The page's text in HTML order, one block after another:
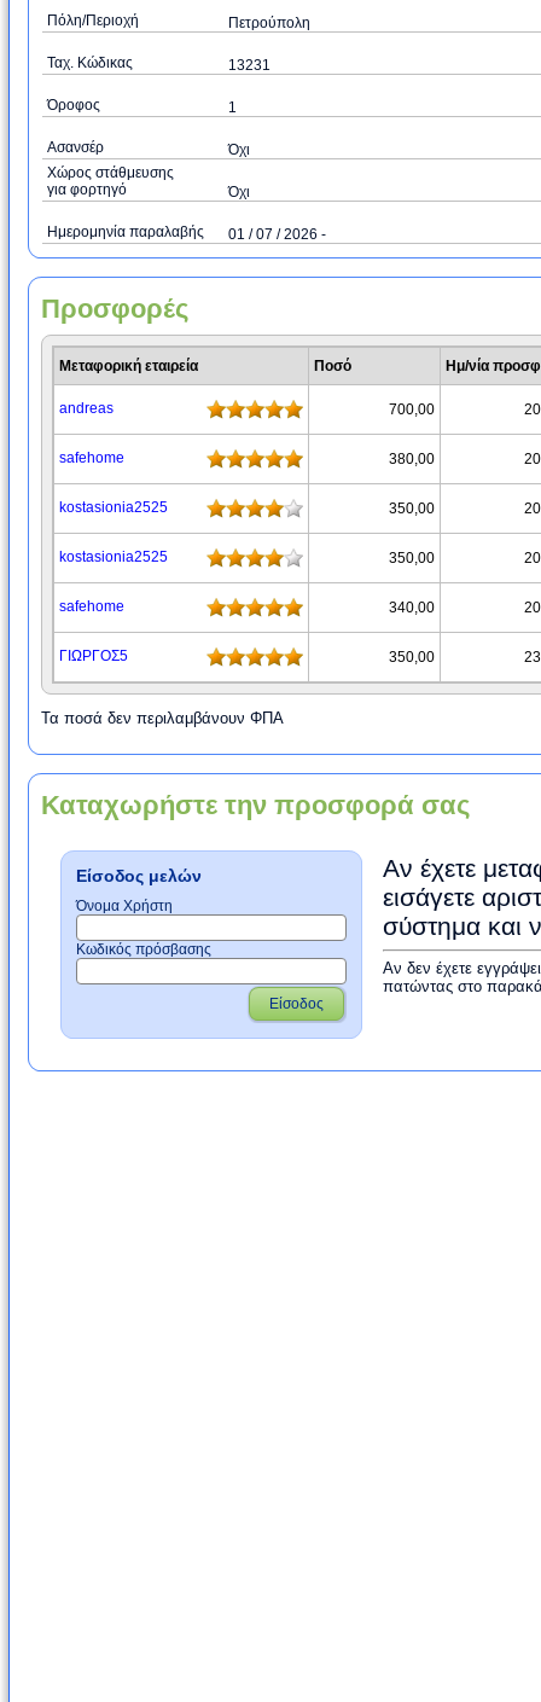
Πόλη/Περιοχή Πετρούπολη
Ταχ. Κώδικας 13231
Όροφος 1
Ασανσέρ
Όχι
Χώρος στάθμευσης
για φορτηγό
Όχι
Ημερομηνία παραλαβής 01 / 07 / 2026 -
Προσφορές
Μεταφορική εταιρεία Ποσό Ημ/νία
andreas 700,00
safehome 380,00
kostasionia2525 350,00
kostasionia2525 350,00
safehome 340,00
ΓΙΩΡΓΟΣ5 350,00
Τα ποσά δεν περιλαμβάνουν ΦΠΑ
Καταχωρήστε την προσφορά σας
Είσοδος μελών
Όνομα Χρήστη
Κωδικός πρόσβασης
Είσοδος
Αν έχετε
εισάγετε
σύστημα και
Αν δεν έχετε
πατώντας στο